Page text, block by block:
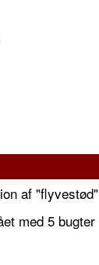
af "flyvestød"
med 5 bugter